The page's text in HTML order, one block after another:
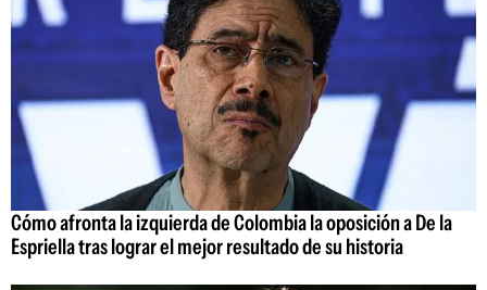
Cómo afronta la izquierda de Colombia la oposición a De la
Espriella tras lograr el mejor resultado de su historia